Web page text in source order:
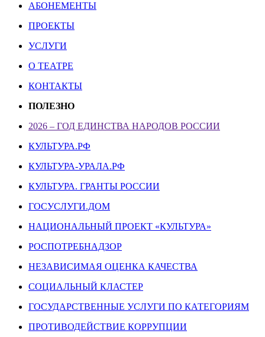
АБОНЕМЕНТЫ
ПРОЕКТЫ
УСЛУГИ
О ТЕАТРЕ
КОНТАКТЫ
ПОЛЕЗНО
2026 – ГОД ЕДИНСТВА НАРОДОВ РОССИИ
КУЛЬТУРА.РФ
КУЛЬТУРА-УРАЛА.РФ
КУЛЬТУРА. ГРАНТЫ РОССИИ
ГОСУСЛУГИ.ДОМ
НАЦИОНАЛЬНЫЙ ПРОЕКТ «КУЛЬТУРА»
РОСПОТРЕБНАДЗОР
НЕЗАВИСИМАЯ ОЦЕНКА КАЧЕСТВА
СОЦИАЛЬНЫЙ КЛАСТЕР
ГОСУДАРСТВЕННЫЕ УСЛУГИ ПО КАТЕГОРИЯМ
ПРОТИВОДЕЙСТВИЕ КОРРУПЦИИ